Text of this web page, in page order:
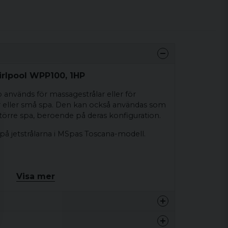
WPP100, 1HP
för massagestrålar eller för
små spa. Den kan också användas som
spa, beroende på deras konfiguration.
jetstrålarna i MSpas Toscana-modell.
Visa mer